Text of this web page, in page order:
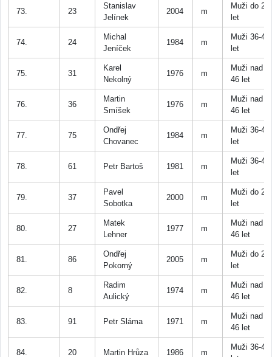
73. 23
Stanislav
Jelínek
2004 m
Muži do 25
let
74. 24
Michal
Jeníček
1984 m
Muži 36-45
let
75. 31
Karel
Nekolný
1976 m
Muži nad
46 let
76. 36
Martin
Smíšek
1976 m
Muži nad
46 let
77. 75
Ondřej
Chovanec
1984 m
Muži 36-45
let
78. 61 Petr Bartoš 1981 m
Muži 36-45
let
79. 37
Pavel
Sobotka
2000 m
Muži do 25
let
80. 27
Matek
Lehner
1977 m
Muži nad
46 let
81. 86
Ondřej
Pokorný
2005 m
Muži do 25
let
82. 8
Radim
Aulický
1974 m
Muži nad
46 let
83. 91 Petr Sláma 1971 m
Muži nad
46 let
84. 20 Martin Hrůza 1986 m
Muži 36-45